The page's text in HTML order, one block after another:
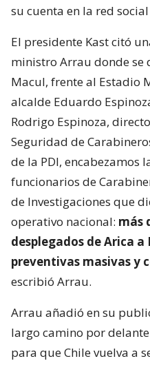
su cuenta en la red social
El presidente Kast citó
ministro Arrau donde se
Macul, frente al Estadio
alcalde Eduardo
Rodrigo Espinoza,
Seguridad de
de la PDI, encabezamos
funcionarios de
de Investigaciones que
operativo nacional: más
desplegados de Arica
preventivas masivas y
escribió Arrau.
Arrau añadió en su
largo camino por
para que Chile vuelva a